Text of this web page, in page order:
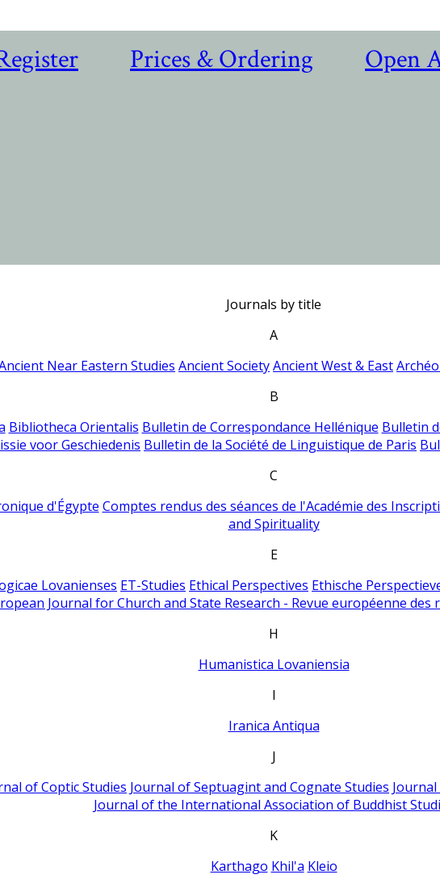
Prices & Ordering Open
Journals by title
A
Near Eastern Studies Ancient SocietyAncient West & East
B
Bibliotheca Orientalis Bulletin de Correspondance Hellénique Bulletin
voor Geschiedenis Bulletin de la Société de Linguistique de Paris
C
d'Égypte Comptes rendus des séances de l'Académie des
and Spirituality
E
Lovanienses ET-Studies Ethical Perspectives Ethische
Journal for Church and State Research - Revue européenne des
H
Humanistica Lovaniensia
I
Iranica Antiqua
J
of Coptic Studies Journal of Septuagint and Cognate Studies
Journal of the International Association of Buddhist
K
Karthago Khil'a Kleio